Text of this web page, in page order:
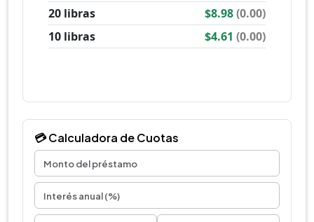
💳 Calculadora de Cuotas